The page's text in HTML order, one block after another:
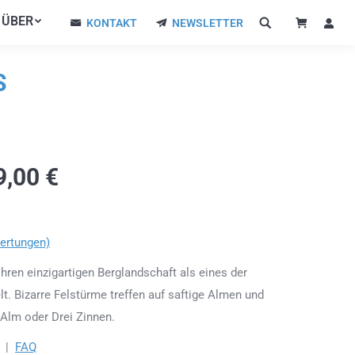
ÜBER KONTAKT NEWSLETTER
€
einzigartigen Berglandschaft als eines der
Bizarre Felstürme treffen auf saftige Almen und
oder Drei Zinnen.
| FAQ
ÜBER KONTAKT NEWSLETTER